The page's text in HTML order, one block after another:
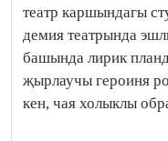
те­атр кар­шын­да­гы
де­мия те­ат­рын­да
ба­шын­да ли­рик
җырлаучы героиня
кен, чая холыклы